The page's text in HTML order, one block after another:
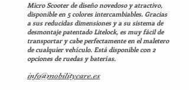
Micro Scooter de diseño novedoso y atractivo,
disponible en 5 colores intercambiables. Gracias
a sus reducidas dimensiones y a su sistema de
desmontaje patentado Litelock, es muy fácil de
transportar y cabe perfectamente en el maletero
de cualquier vehículo. Está disponible con 2
opciones de ruedas y baterías.
info@mobilitycare.es